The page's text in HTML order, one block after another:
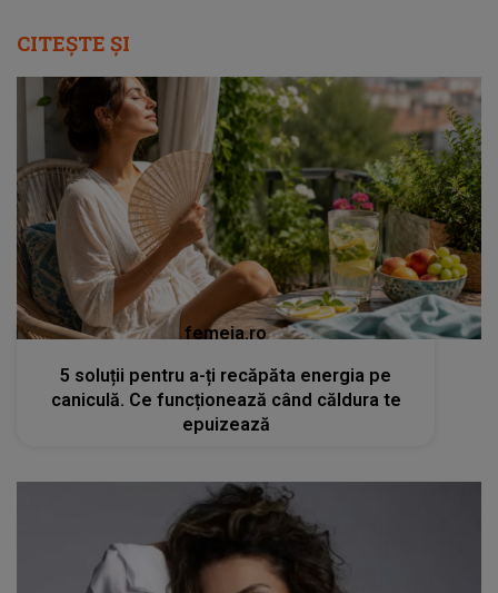
CITEȘTE ȘI
femeia.ro
5 soluții pentru a-ți recăpăta energia pe
caniculă. Ce funcționează când căldura te
epuizează